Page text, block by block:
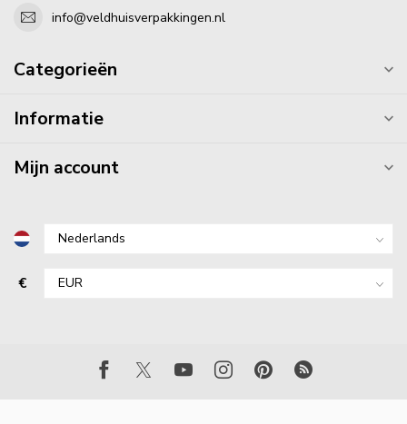
info@veldhuisverpakkingen.nl
Categorieën
Informatie
Mijn account
€